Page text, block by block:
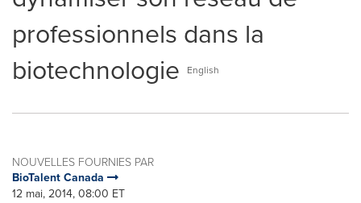
professionnels dans la
biotechnologie
English
NOUVELLES FOURNIES PAR
BioTalent Canada
12 mai, 2014, 08:00 ET